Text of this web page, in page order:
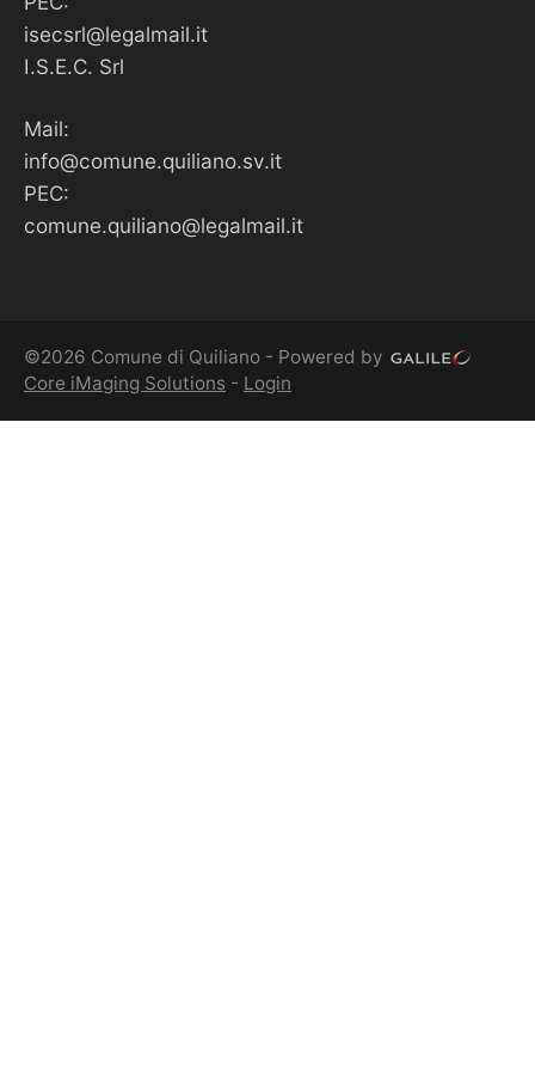
isecsrl@legalmail.it
I.S.E.C. Srl
Mail:
info@comune.quiliano.sv.it
PEC:
comune.quiliano@legalmail.it
©2026 Comune di Quiliano - Powered by
Core iMaging Solutions - Login